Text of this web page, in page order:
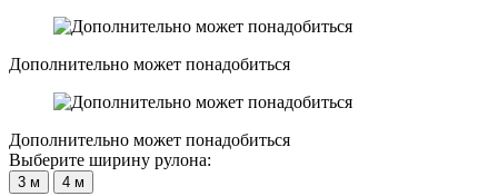
Дополнительно может понадобиться
Дополнительно может понадобиться
Выберите ширину рулона:
3 м
4 м